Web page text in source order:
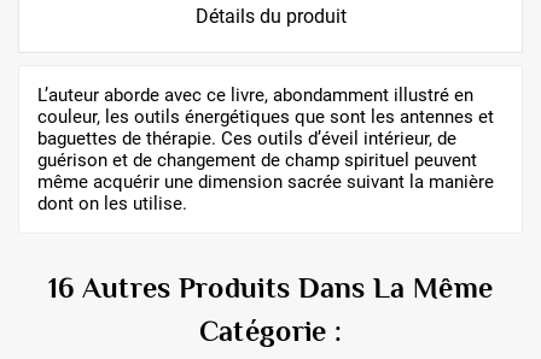
Détails du produit
L’auteur aborde avec ce livre, abondamment illustré en
couleur, les outils énergétiques que sont les antennes et
baguettes de thérapie. Ces outils d’éveil intérieur, de
guérison et de changement de champ spirituel peuvent
même acquérir une dimension sacrée suivant la manière
dont on les utilise.
16 Autres Produits Dans La Même
Catégorie :